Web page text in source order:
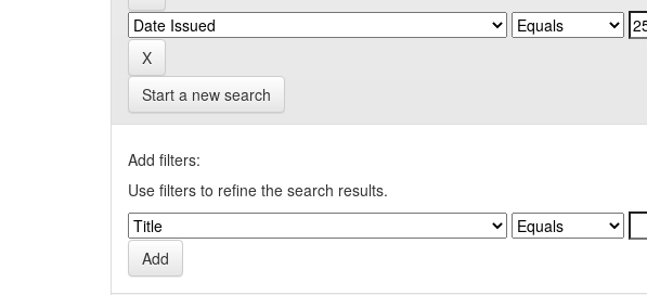
Start a new search
Add filters:
Use filters to refine the search results.